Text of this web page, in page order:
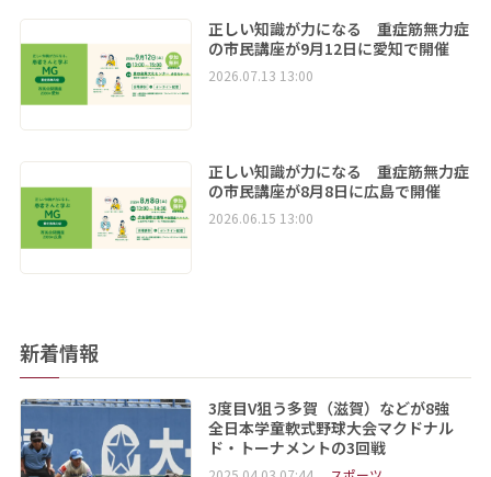
正しい知識が力になる 重症筋無力症
の市民講座が9月12日に愛知で開催
2026.07.13 13:00
正しい知識が力になる 重症筋無力症
の市民講座が8月8日に広島で開催
2026.06.15 13:00
新着情報
3度目V狙う多賀（滋賀）などが8強
全日本学童軟式野球大会マクドナル
ド・トーナメントの3回戦